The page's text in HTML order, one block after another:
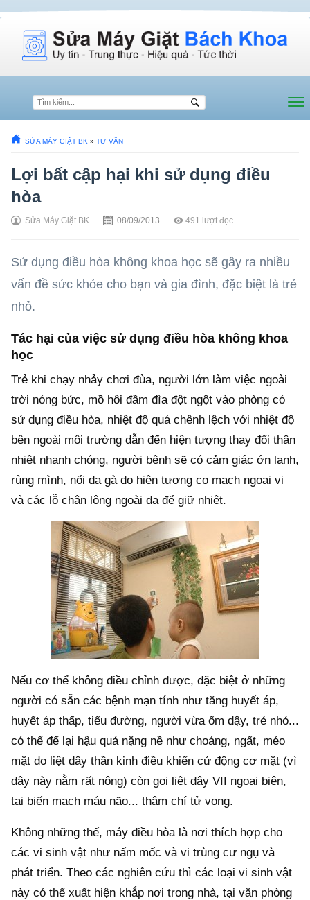
SỬA MÁY GIẶT BK » TƯ VẤN
Lợi bất cập hại khi sử dụng điều
hòa
Sửa Máy Giặt BK 08/09/2013 491 lượt đọc
Sử dụng điều hòa không khoa học sẽ gây ra nhiều
vấn đề sức khỏe cho bạn và gia đình, đặc biệt là trẻ
nhỏ.
Tác hại của việc sử dụng điều hòa không khoa
học
Trẻ khi chạy nhảy chơi đùa, người lớn làm việc ngoài
trời nóng bức, mồ hôi đầm đìa đột ngột vào phòng có
sử dụng điều hòa, nhiệt độ quá chênh lệch với nhiệt độ
bên ngoài môi trường dẫn đến hiện tượng thay đổi thân
nhiệt nhanh chóng, người bệnh sẽ có cảm giác ớn lạnh,
rùng mình, nổi da gà do hiện tượng co mạch ngoại vi
và các lỗ chân lông ngoài da để giữ nhiệt.
Nếu cơ thể không điều chỉnh được, đặc biệt ở những
người có sẵn các bệnh mạn tính như tăng huyết áp,
huyết áp thấp, tiểu đường, người vừa ốm dậy, trẻ nhỏ...
có thể để lại hậu quả nặng nề như choáng, ngất, méo
mặt do liệt dây thần kinh điều khiển cử động cơ mặt (vì
dây này nằm rất nông) còn gọi liệt dây VII ngoại biên,
tai biến mạch máu não... thậm chí tử vong.
Không những thế, máy điều hòa là nơi thích hợp cho
các vi sinh vật như nấm mốc và vi trùng cư ngụ và
phát triển. Theo các nghiên cứu thì các loại vi sinh vật
này có thể xuất hiện khắp nơi trong nhà, tại văn phòng